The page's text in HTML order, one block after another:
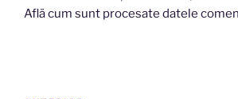
Află cum sunt procesate datele
Navigare